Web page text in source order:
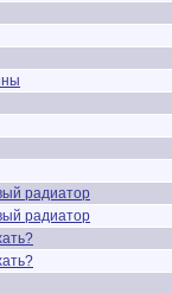
радиатор
радиатор